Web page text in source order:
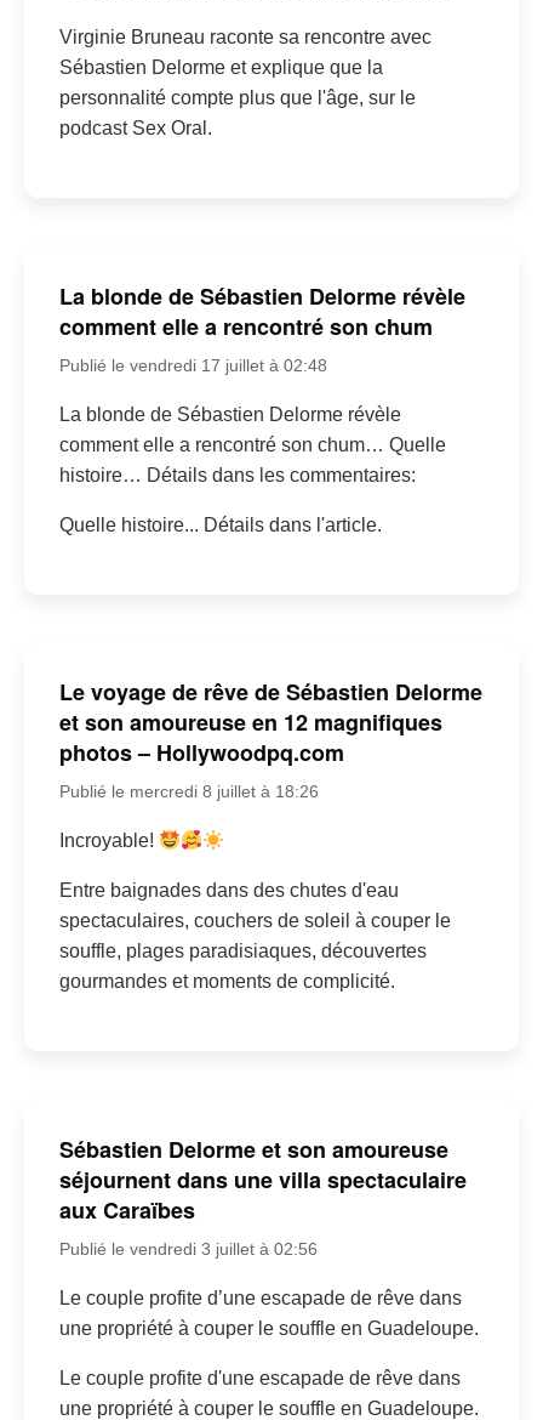
Virginie Bruneau raconte sa rencontre avec
Sébastien Delorme et explique que la
personnalité compte plus que l'âge, sur le
podcast Sex Oral.
La blonde de Sébastien Delorme révèle
comment elle a rencontré son chum
Publié le vendredi 17 juillet à 02:48
La blonde de Sébastien Delorme révèle
comment elle a rencontré son chum… Quelle
histoire… Détails dans les commentaires:
Quelle histoire... Détails dans l'article.
Le voyage de rêve de Sébastien Delorme
et son amoureuse en 12 magnifiques
photos – Hollywoodpq.com
Publié le mercredi 8 juillet à 18:26
Incroyable!
Entre baignades dans des chutes d'eau
spectaculaires, couchers de soleil à couper le
souffle, plages paradisiaques, découvertes
gourmandes et moments de complicité.
Sébastien Delorme et son amoureuse
séjournent dans une villa spectaculaire
aux Caraïbes
Publié le vendredi 3 juillet à 02:56
Le couple profite d’une escapade de rêve dans
une propriété à couper le souffle en Guadeloupe.
Le couple profite d'une escapade de rêve dans
une propriété à couper le souffle en Guadeloupe.